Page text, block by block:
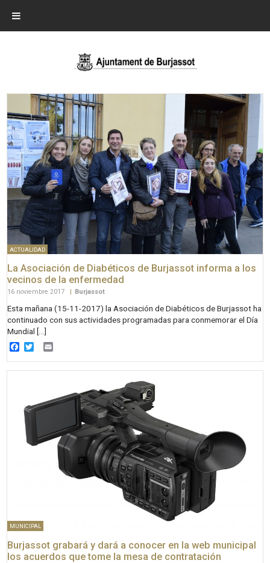
ACTUALIDAD
La Asociación de Diabéticos de Burjassot informa a los
vecinos de la enfermedad
16 noviembre 2017 Burjassot
Esta mañana (15-11-2017) la Asociación de Diabéticos de Burjassot ha
continuado con sus actividades programadas para conmemorar el Día
Mundial […]
Facebook
Twitter
MUNICIPAL
Burjassot grabará y dará a conocer en la web municipal
los acuerdos que tome la mesa de contratación